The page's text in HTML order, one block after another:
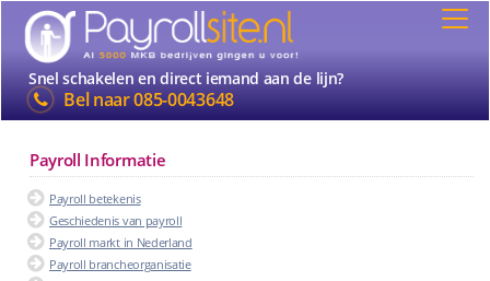
Snel schakelen en direct iemand aan de lijn?
Bel naar085-0043648
Payroll Informatie
Payroll betekenis
Geschiedenis van payroll
Payroll markt in Nederland
Payroll brancheorganisatie